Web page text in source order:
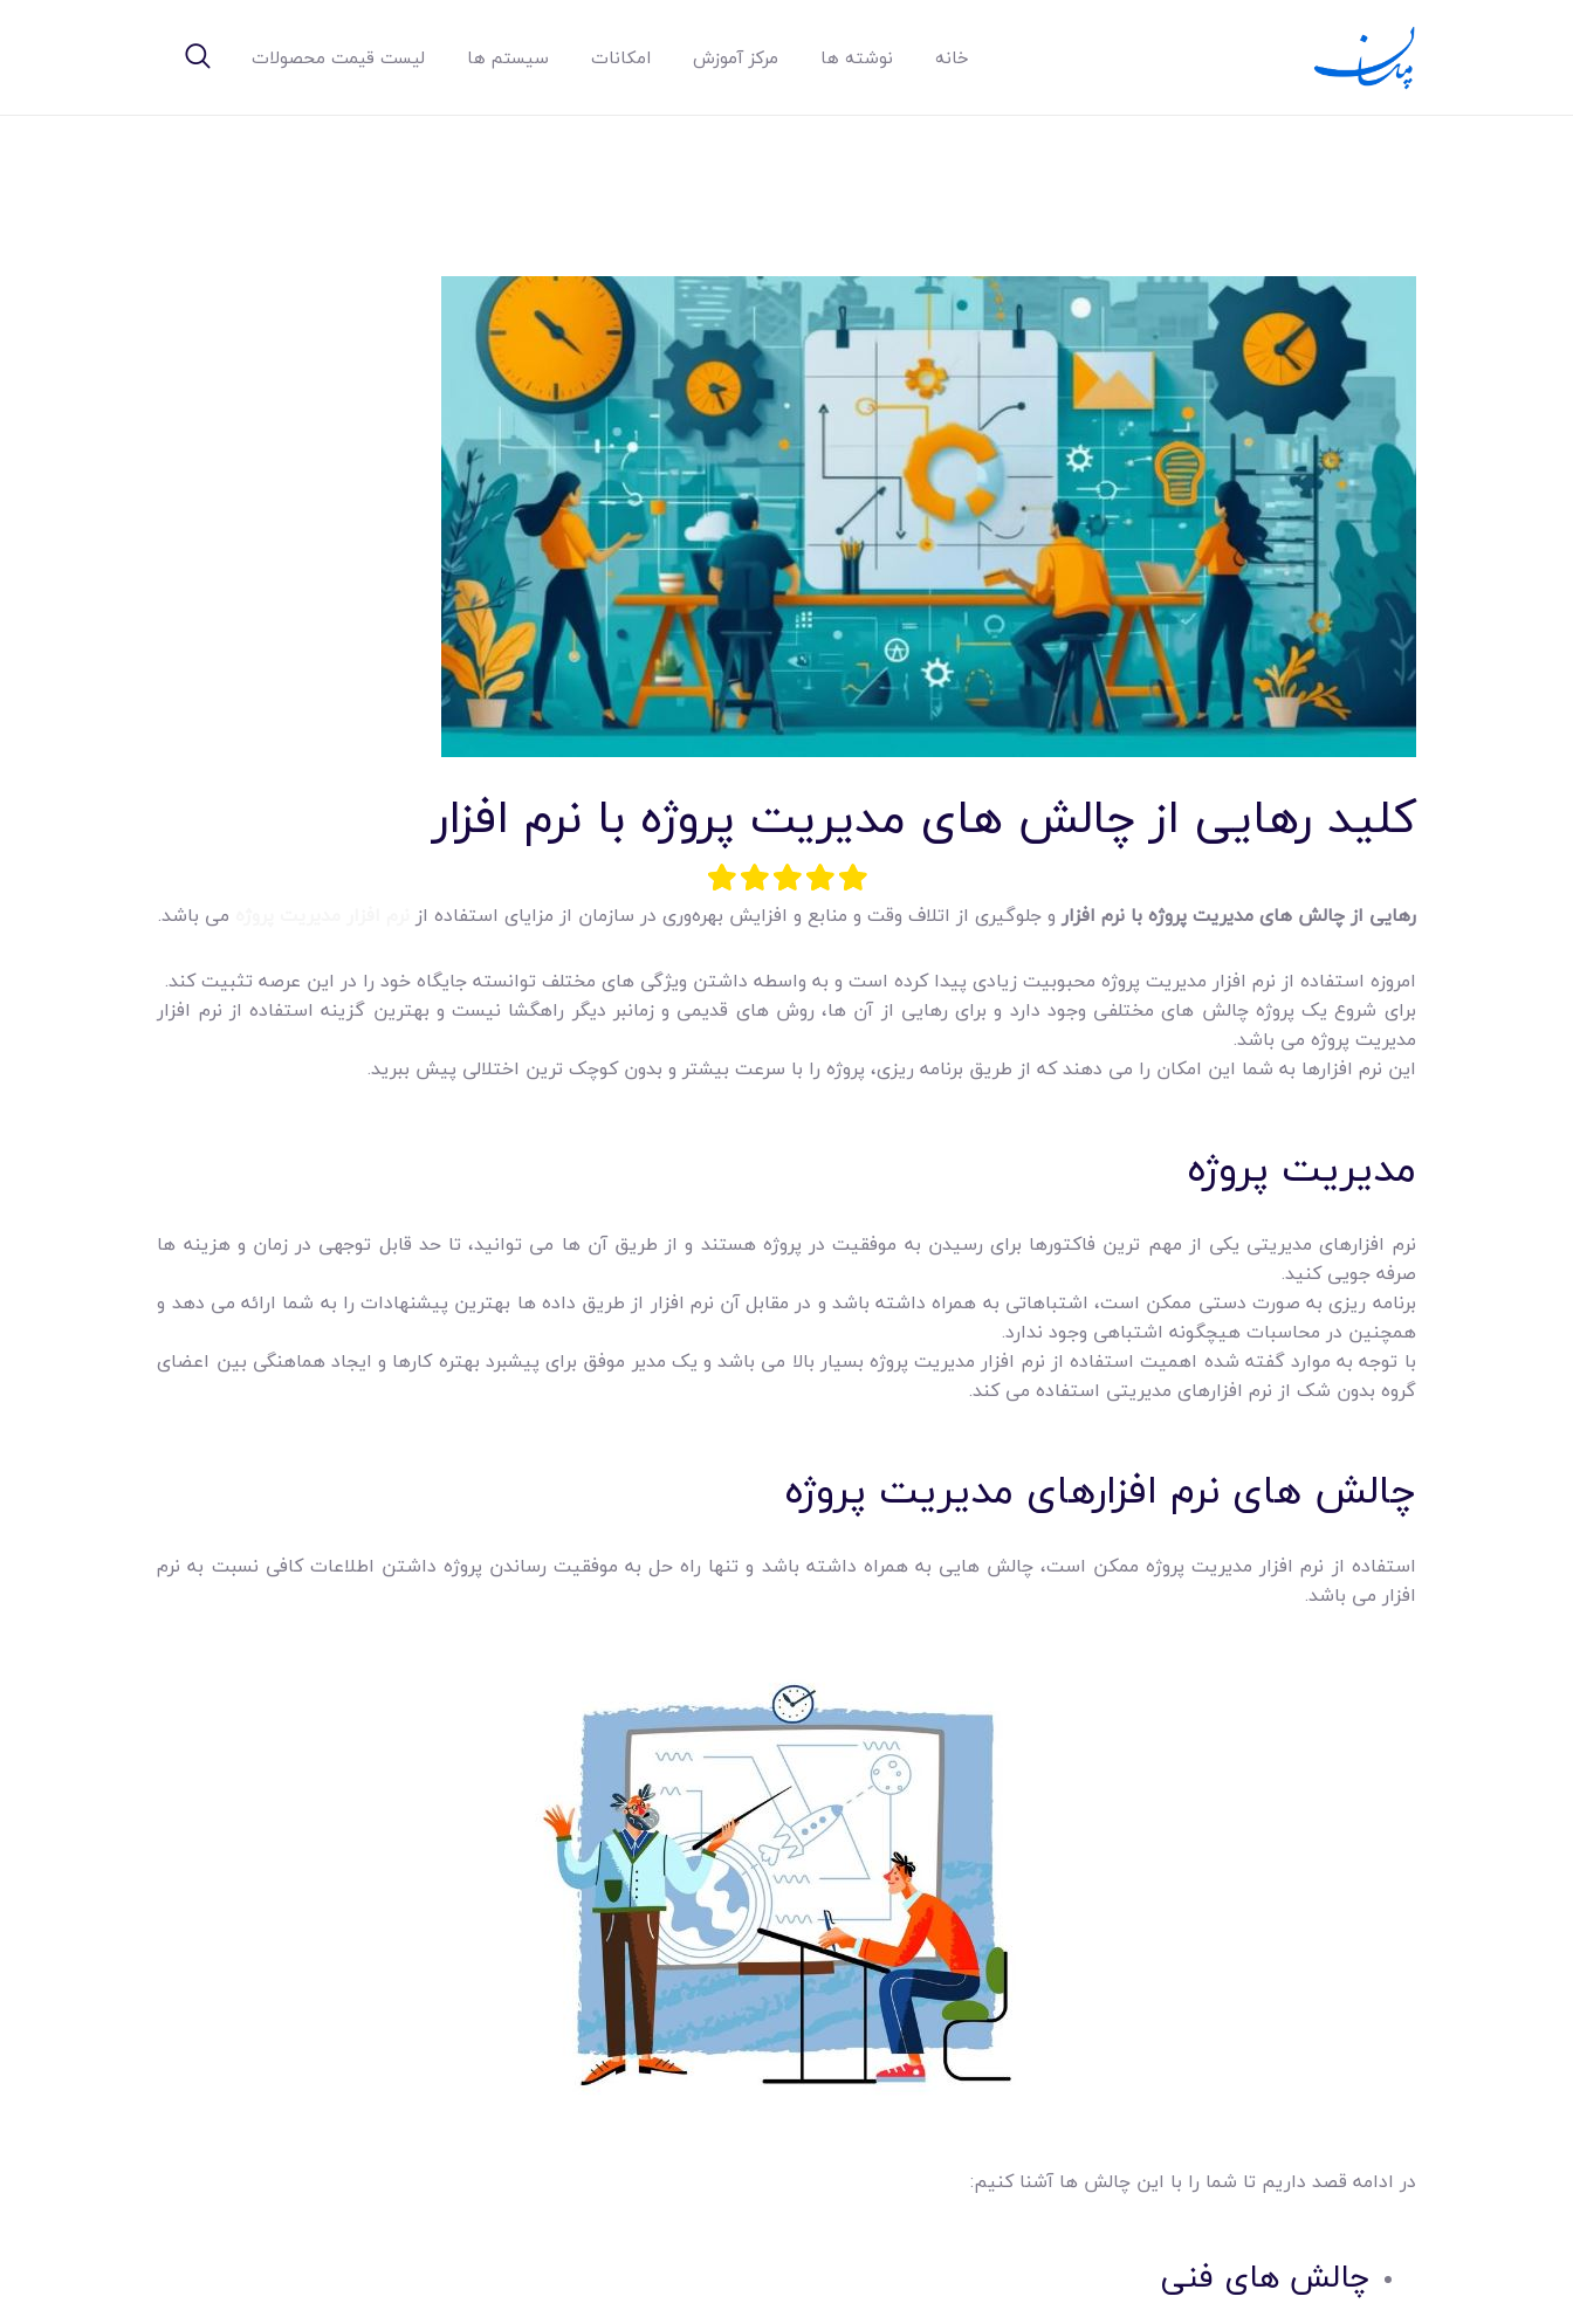
خانه نوشته ها مرکز آموزش امکانات سیستم ها لیست قیمت محصولات
خانه
نوشته ها
مرکز آموزش
امکانات
سیستم ها
لیست قیمت محصولات
کلید رهایی از چالش های مدیریت پروژه با نرم افزار
رهایی از چالش های مدیریت پروژه با نرم افزارو جلوگیری از اتلاف وقت و منابع و افزایش بهره‌وری در سازمان از مزایای استفاده از
می باشد.
امروزه استفاده از نرم ‌افزار مدیریت پروژه محبوبیت زیادی پیدا کرده است و به واسطه داشتن ویژگی‌ های مختلف توانسته جایگاه خود را در این عرصه تثبیت کند.
برای شروع یک پروژه چالش ‌های مختلفی وجود دارد و برای رهایی از آن ها، روش ‌های قدیمی و زمانبر دیگر راهگشا نیست و بهترین گزینه استفاده از نرم‌ افزار
مدیریت پروژه می باشد.
این نرم افزارها به شما این امکان را می ‌دهند که از طریق برنامه ‌ریزی، پروژه را با سرعت بیشتر و بدون کوچک ‌ترین اختلالی پیش ببرید.
مدیریت پروژه
نرم‌ افزارهای مدیریتی یکی از مهم ‌ترین فاکتورها برای رسیدن به موفقیت در پروژه هستند و از طریق آن ها می ‌توانید، تا حد قابل توجهی در زمان و هزینه‌ ها
صرفه ‌جویی کنید.
برنامه‌ ریزی به صورت دستی ممکن است، اشتباهاتی به همراه داشته باشد و در مقابل آن نرم‌ افزار از طریق داده ‌ها بهترین پیشنهادات را به شما ارائه می‌ دهد و
همچنین در محاسبات هیچگونه اشتباهی وجود ندارد.
با توجه به موارد گفته شده اهمیت استفاده از نرم ‌افزار مدیریت پروژه بسیار بالا می ‌باشد و یک مدیر موفق برای پیشبرد بهتره کارها و ایجاد هماهنگی بین اعضای
گروه بدون شک از نرم افزارهای مدیریتی استفاده می کند.
چالش ‌های نرم افزارهای مدیریت پروژه
استفاده از نرم‌ افزار مدیریت پروژه ممکن است، چالش هایی به همراه داشته باشد و تنها راه حل به موفقیت رساندن پروژه داشتن اطلاعات کافی نسبت به نرم
‌افزار می باشد.
در ادامه قصد داریم تا شما را با این چالش ها آشنا کنیم:
چالش‌ های فنی